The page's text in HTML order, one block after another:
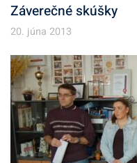
Záverečné skúšky
20. júna 2013